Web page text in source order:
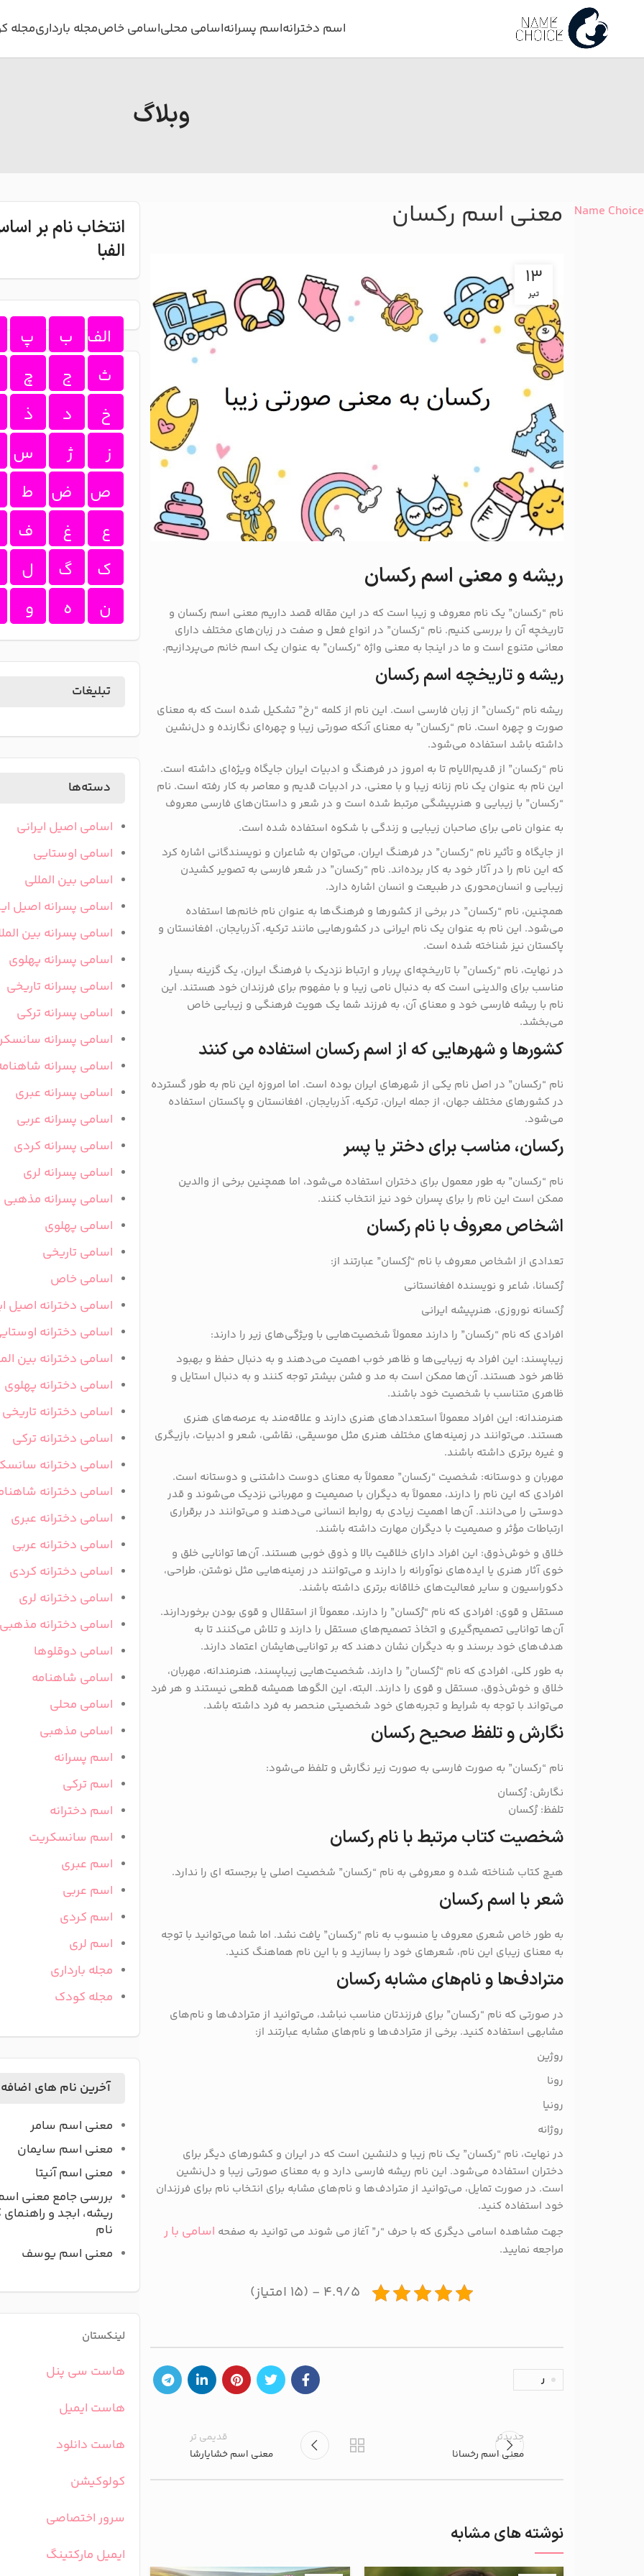
اسم دخترانهاسم پسرانهاسامی محلیاسامی خاصمجله بارداریمجله
وبلاگ
Name Choice معنی اسم رکسان
13
تیر
ریشه و معنی اسم رکسان
نام “رکسان” یک نام معروف و زیبا است که در این مقاله قصد داریم معنی اسم رکسان و
تاریخچه آن را بررسی کنیم. نام “رکسان” در انواع فعل و صفت در زبان‌های مختلف دارای
معانی متنوع است و ما در اینجا به معنی واژه “رکسان” به عنوان یک اسم خانم می‌پردازیم.
ریشه و تاریخچه اسم رکسان
ریشه نام “رکسان” از زبان فارسی است. این نام از کلمه “رخ” تشکیل شده است که به معنای
صورت و چهره است. نام “رکسان” به معنای آنکه صورتی زیبا و چهره‌ای نگارنده و دل‌نشین
داشته باشد استفاده می‌شود.
نام “رکسان” از قدیم‌الایام تا به امروز در فرهنگ و ادبیات ایران جایگاه ویژه‌ای داشته است.
این نام به عنوان یک نام زنانه زیبا و با معنی، در ادبیات قدیم و معاصر به کار رفته است. نام
“رکسان” با زیبایی و هنرپیشگی مرتبط شده است و در شعر و داستان‌های فارسی معروف
به عنوان نامی برای صاحبان زیبایی و زندگی با شکوه استفاده شده است.
از جایگاه و تأثیر نام “رکسان” در فرهنگ ایران، می‌توان به شاعران و نویسندگانی اشاره کرد
که این نام را در آثار خود به کار برده‌اند. نام “رکسان” در شعر فارسی به تصویر کشیدن
زیبایی و انسان‌محوری در طبیعت و انسان اشاره دارد.
همچنین، نام “رکسان” در برخی از کشورها و فرهنگ‌ها به عنوان نام خانم‌ها استفاده
می‌شود. این نام به عنوان یک نام ایرانی در کشورهایی مانند ترکیه، آذربایجان، افغانستان و
پاکستان نیز شناخته شده است.
در نهایت، نام “رکسان” با تاریخچه‌ای پربار و ارتباط نزدیک با فرهنگ ایران، یک گزینه بسیار
مناسب برای والدینی است که به دنبال نامی زیبا و با مفهوم برای فرزندان خود هستند. این
نام با ریشه فارسی خود و معنای آن، به فرزند شما یک هویت فرهنگی و زیبایی خاص
می‌بخشد.
کشورها و شهرهایی که از اسم رکسان استفاده می کنند
نام “رکسان” در اصل نام یکی از شهرهای ایران بوده است. اما امروزه این نام به طور گسترده
در کشورهای مختلف جهان، از جمله ایران، ترکیه، آذربایجان، افغانستان و پاکستان استفاده
می‌شود.
رکسان، مناسب برای دختر یا پسر
نام “رکسان” به طور معمول برای دختران استفاده می‌شود، اما همچنین برخی از والدین
ممکن است این نام را برای پسران خود نیز انتخاب کنند.
اشخاص معروف با نام رکسان
تعدادی از اشخاص معروف با نام “رُکسان” عبارتند از:
رُکسانا، شاعر و نویسنده افغانستانی
رُکسانه نوروزی، هنرپیشه ایرانی
افرادی که نام “رکسان” را دارند معمولاً شخصیت‌هایی با ویژگی‌های زیر را دارند:
زیباپسند: این افراد به زیبایی‌ها و ظاهر خوب اهمیت می‌دهند و به دنبال حفظ و بهبود
ظاهر خود هستند. آن‌ها ممکن است به مد و فشن بیشتر توجه کنند و به دنبال استایل و
ظاهری متناسب با شخصیت خود باشند.
هنرمندانه: این افراد معمولاً استعداد‌های هنری دارند و علاقه‌مند به عرصه‌های هنری
هستند. می‌توانند در زمینه‌های مختلف هنری مثل موسیقی، نقاشی، شعر و ادبیات، بازیگری
و غیره برتری داشته باشند.
مهربان و دوستانه: شخصیت “رکسان” معمولاً به معنای دوست داشتنی و دوستانه است.
افرادی که این نام را دارند، معمولاً به دیگران با صمیمیت و مهربانی نزدیک می‌شوند و قدر
دوستی را می‌دانند. آن‌ها اهمیت زیادی به روابط انسانی می‌دهند و می‌توانند در برقراری
ارتباطات مؤثر و صمیمیت با دیگران مهارت داشته باشند.
خلاق و خوش‌ذوق: این افراد دارای خلاقیت بالا و ذوق خوبی هستند. آن‌ها توانایی خلق و
خوی آثار هنری یا ایده‌های نوآورانه را دارند و می‌توانند در زمینه‌هایی مثل نوشتن، طراحی،
دکوراسیون و سایر فعالیت‌های خلاقانه برتری داشته باشند.
مستقل و قوی: افرادی که نام “رُکسان” را دارند، معمولاً از استقلال و قوی بودن برخوردارند.
آن‌ها توانایی تصمیم‌گیری و اتخاذ تصمیم‌های مستقل را دارند و تلاش می‌کنند تا به
هدف‌های خود برسند و به دیگران نشان دهند که بر توانایی‌هایشان اعتماد دارند.
به طور کلی، افرادی که نام “رُکسان” را دارند، شخصیت‌هایی زیباپسند، هنرمندانه، مهربان،
خلاق و خوش‌ذوق، مستقل و قوی را دارند. البته، این الگوها همیشه قطعی نیستند و هر فرد
می‌تواند با توجه به شرایط و تجربه‌های خود شخصیتی منحصر به فرد داشته باشد.
نگارش و تلفظ صحیح رکسان
نام “رکسان” به صورت فارسی به صورت زیر نگارش و تلفظ می‌شود:
نگارش: رُکسان
تلفظ: رُکسان
شخصیت کتاب مرتبط با نام رکسان
هیچ کتاب شناخته شده و معروفی به نام “رکسان” شخصیت اصلی یا برجسته ای را ندارد.
شعر با اسم رکسان
به طور خاص شعری معروف یا منسوب به نام “رکسان” یافت نشد. اما شما می‌توانید با توجه
به معنای زیبای این نام، شعرهای خود را بسازید و با این نام هماهنگ کنید.
مترادف‌ها و نام‌های مشابه رکسان
در صورتی که نام “رکسان” برای فرزندتان مناسب نباشد، می‌توانید از مترادف‌ها و نام‌های
مشابهی استفاده کنید. برخی از مترادف‌ها و نام‌های مشابه عبارتند از:
روژین
رونا
رونیا
روژانه
در نهایت، نام “رکسان” یک نام زیبا و دلنشین است که در ایران و کشورهای دیگر برای
دختران استفاده می‌شود. این نام ریشه فارسی دارد و به معنای صورتی زیبا و دل‌نشین
است. در صورت تمایل، می‌توانید از مترادف‌ها و نام‌های مشابه برای انتخاب نام برای فرزندان
خود استفاده کنید.
جهت مشاهده اسامی دیگری که با حرف “ر” آغاز می شوند می توانید به صفحه اسامی با ر
مراجعه نمایید.
۴.۹/۵ - (۱۵ امتیاز)
ر
جدیدتر
معنی اسم رخسانا
قدیمی تر
معنی اسم خشایارشا
نوشته های مشابه
انتخاب نام بر
الفبا
الف ب
پ
ث
ج
چ
خ
د
ذ
ز
ژ
س
ص
ض
ط
ع
غ
ف
ک
گ
ل
ن
ه و
تبلیغات
دسته‌ها
اسامی اصیل ایرانی
اسامی اوستایی
اسامی بین المللی
اسامی پسرانه اصیل
اسامی پسرانه بین
اسامی پسرانه پهلوی
اسامی پسرانه تاریخی
اسامی پسرانه ترکی
اسامی پسرانه
اسامی پسرانه
اسامی پسرانه عبری
اسامی پسرانه عربی
اسامی پسرانه کردی
اسامی پسرانه لری
اسامی پسرانه مذهبی
اسامی پهلوی
اسامی تاریخی
اسامی خاص
اسامی دخترانه اصیل
اسامی دخترانه
اسامی دخترانه بین
اسامی دخترانه پهلوی
اسامی دخترانه تاریخی
اسامی دخترانه ترکی
اسامی دخترانه
اسامی دخترانه
اسامی دخترانه عبری
اسامی دخترانه عربی
اسامی دخترانه کردی
اسامی دخترانه لری
اسامی دخترانه مذهبی
اسامی دوقلوها
اسامی شاهنامه
اسامی محلی
اسامی مذهبی
اسم پسرانه
اسم ترکی
اسم دخترانه
اسم سانسکریت
اسم عبری
اسم عربی
اسم کردی
اسم لری
مجله بارداری
مجله کودک
آخرین نام های
معنی اسم سامر
معنی اسم سایمان
معنی اسم آنیتا
بررسی جامع معنی
ریشه، ابجد و
نام
معنی اسم یوسف
لینکستان
هاست سی پنل
هاست ایمیل
هاست دانلود
کولوکیشن
سرور اختصاصی
ایمیل مارکتینگ